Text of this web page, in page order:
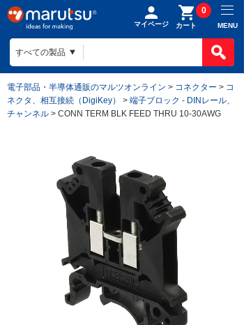
マイページ カート
0
MENU
電子部品・半導体通販のマルツオンライン > コネクター > コ
ネクタ、相互接続（DigiKey）
> 端子ブロック - DINレール、
チャンネル > CONN TERM BLK FEED THRU 10-30AWG